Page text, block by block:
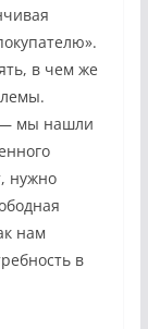
в чем же
— мы нашли
нужно
нам
в